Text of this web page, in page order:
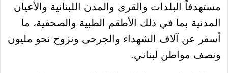
مستهدفاً البلدات والقرى والمدن اللبنانية والأعيان
المدنية بما في ذلك الأطقم الطبية والصحفية، ما
أسفر عن آلاف الشهداء والجرحى ونزوح نحو مليون
ونصف مواطن لبناني.